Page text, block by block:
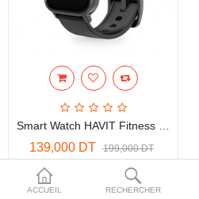
ACCUEIL RECHERCHER
139,000 DT 199,000 DT
Affichage de 1 à 3